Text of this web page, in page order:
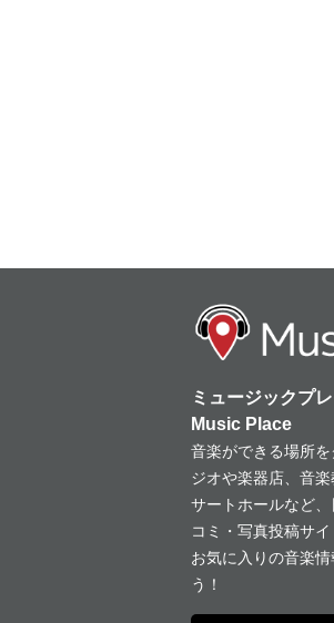
ミュージックプ
Music Place
音楽ができる場所
ジオや楽器店、音
サートホールなど
コミ・写真投稿サイ
お気に入りの音楽
う！